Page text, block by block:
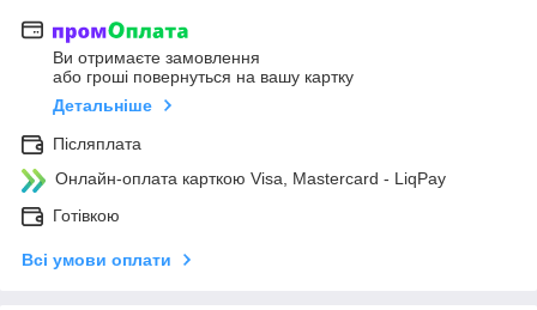
Ви отримаєте замовлення
або гроші повернуться на вашу картку
Детальніше
Післяплата
Онлайн-оплата карткою Visa, Mastercard - LiqPay
Готівкою
Всі умови оплати